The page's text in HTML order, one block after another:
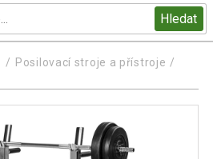
Hledat
Posilovací stroje a přístroje